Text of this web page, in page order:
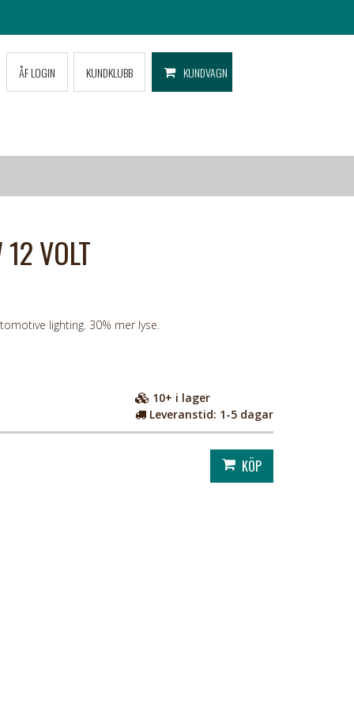
ÅF LOGIN KUNDKLUBB KUNDVAGN
VOLT
lighting. 30% mer lyse.
10+ i lager
Leveranstid: 1-5 dagar